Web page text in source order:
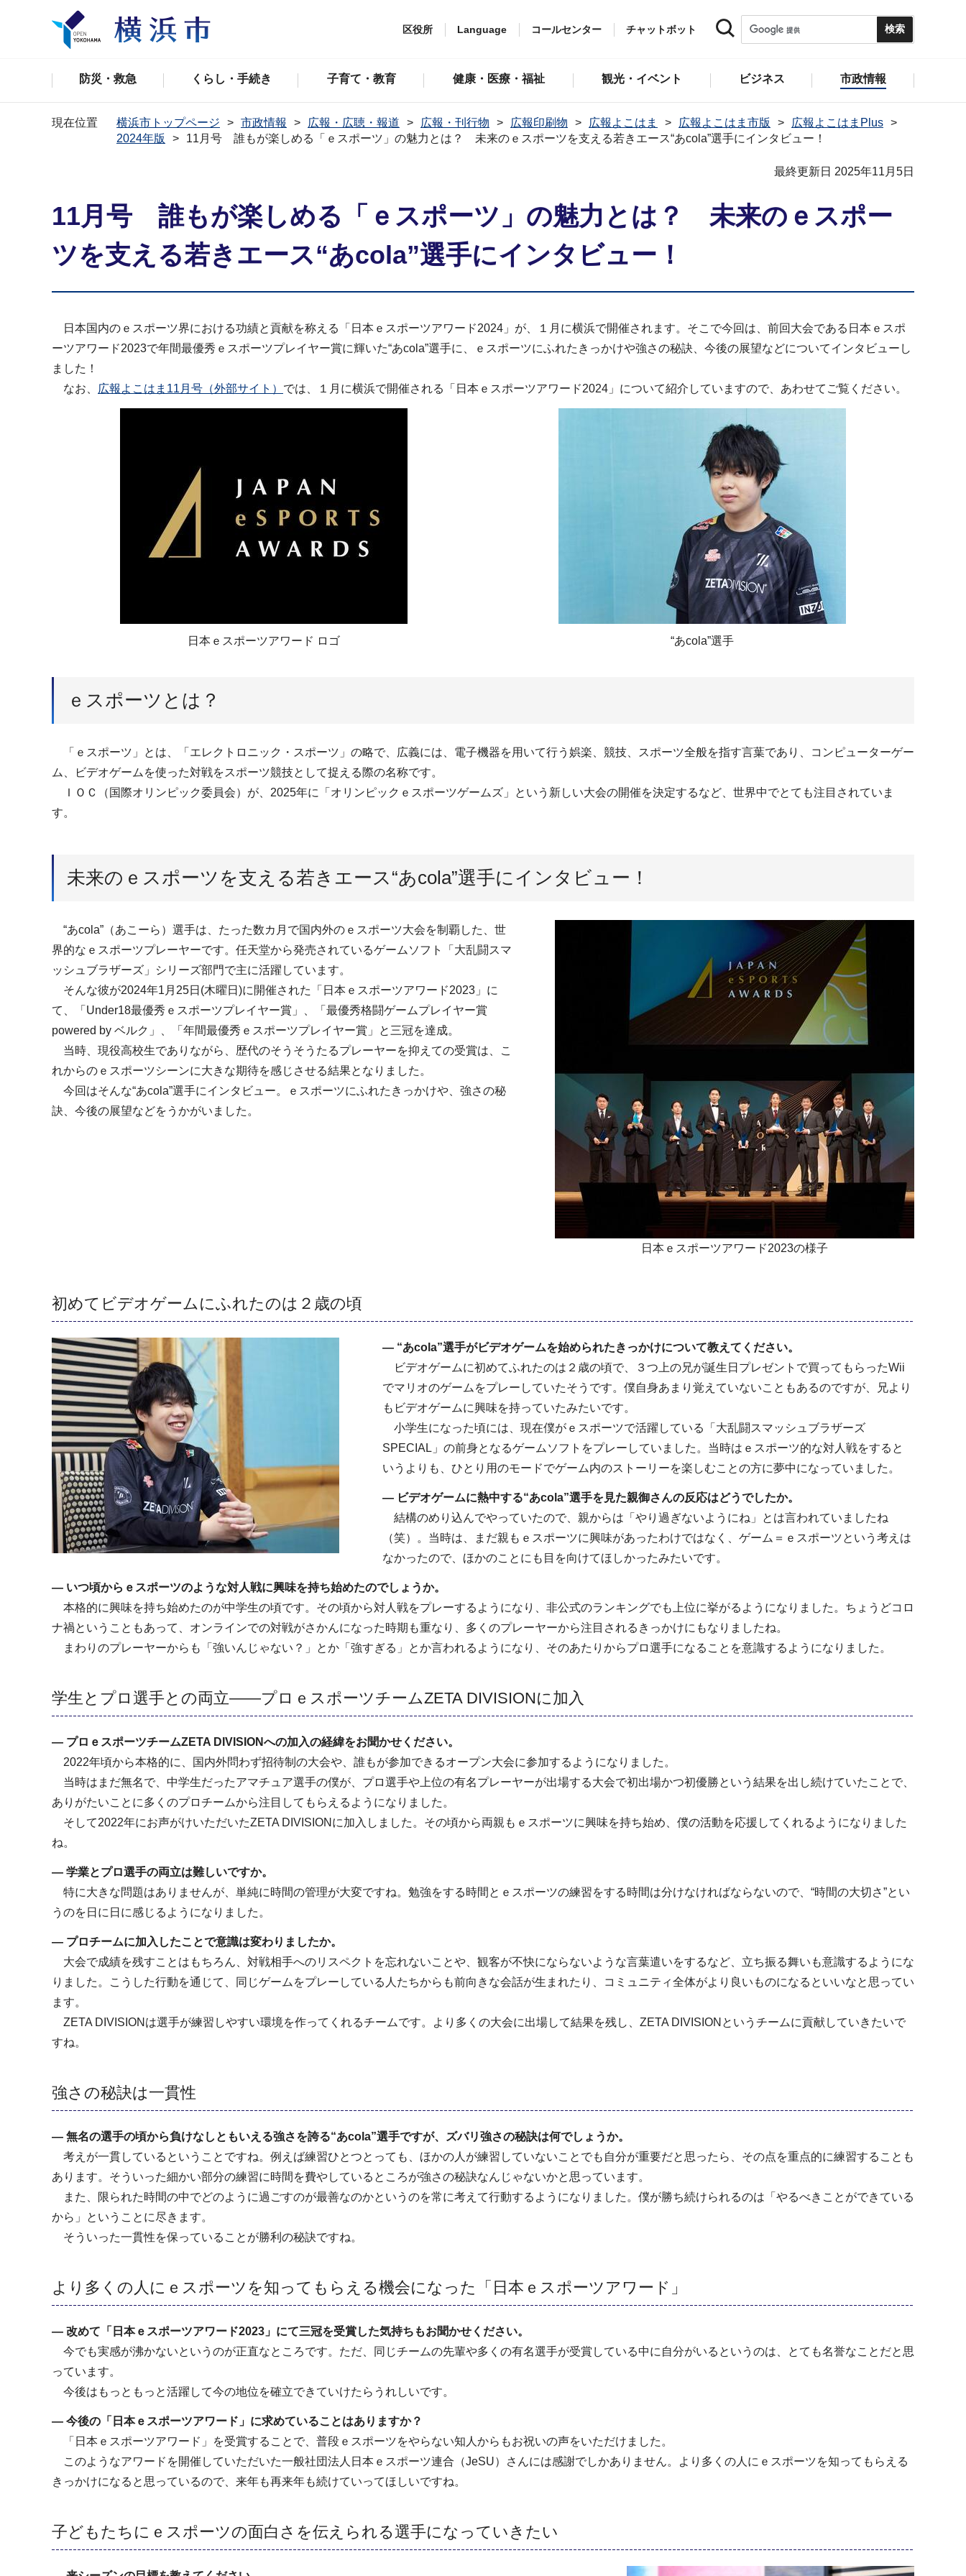
区役所 Language コールセンター チャットボット
防災・救急 くらし・手続き 子育て・教育 健康・医療・福祉 観光・イベント ビジネス 市政情報
現在位置 横浜市トップページ 市政情報 広報・広聴・報道 広報・刊行物 広報印刷物 広報よこはま 広報よこはま市版
広報よこはまPlus
2024年版
11月号 誰もが楽しめる「ｅスポーツ」の魅力とは？ 未来のｅスポーツを支える若きエース“あcola”選手にインタビュー！
最終更新日 2025年11月5日
11月号 誰もが楽しめる「ｅスポーツ」の魅力とは？ 未来のｅスポー
ツを支える若きエース“あcola”選手にインタビュー！
日本国内のｅスポーツ界における功績と貢献を称える「日本ｅスポーツアワード2024」が、１月に横浜で開催されます。そこで今回は、前回大会である日本ｅスポ
ーツアワード2023で年間最優秀ｅスポーツプレイヤー賞に輝いた“あcola”選手に、ｅスポーツにふれたきっかけや強さの秘訣、今後の展望などについてインタビューし
ました！
なお、
広報よこはま11月号（外部サイト） では、１月に横浜で開催される「日本ｅスポーツアワード2024」について紹介していますので、あわせてご覧ください。
日本ｅスポーツアワード ロゴ “あcola”選手
ｅスポーツとは？
「ｅスポーツ」とは、「エレクトロニック・スポーツ」の略で、広義には、電子機器を用いて行う娯楽、競技、スポーツ全般を指す言葉であり、コンピューターゲー
ム、ビデオゲームを使った対戦をスポーツ競技として捉える際の名称です。
ＩＯＣ（国際オリンピック委員会）が、2025年に「オリンピックｅスポーツゲームズ」という新しい大会の開催を決定するなど、世界中でとても注目されていま
す。
未来のｅスポーツを支える若きエース“あcola”選手にインタビュー！
日本ｅスポーツアワード2023の様子
“あcola”（あこーら）選手は、たった数カ月で国内外のｅスポーツ大会を制覇した、世
界的なｅスポーツプレーヤーです。任天堂から発売されているゲームソフト「大乱闘スマ
ッシュブラザーズ」シリーズ部門で主に活躍しています。
そんな彼が2024年1月25日(木曜日)に開催された「日本ｅスポーツアワード2023」に
て、「Under18最優秀ｅスポーツプレイヤー賞」、「最優秀格闘ゲームプレイヤー賞
powered by ベルク」、「年間最優秀ｅスポーツプレイヤー賞」と三冠を達成。
当時、現役高校生でありながら、歴代のそうそうたるプレーヤーを抑えての受賞は、こ
れからのｅスポーツシーンに大きな期待を感じさせる結果となりました。
今回はそんな“あcola”選手にインタビュー。ｅスポーツにふれたきっかけや、強さの秘
訣、今後の展望などをうかがいました。
初めてビデオゲームにふれたのは２歳の頃
― “あcola”選手がビデオゲームを始められたきっかけについて教えてください。
ビデオゲームに初めてふれたのは２歳の頃で、３つ上の兄が誕生日プレゼントで買ってもらったWii
でマリオのゲームをプレーしていたそうです。僕自身あまり覚えていないこともあるのですが、兄より
もビデオゲームに興味を持っていたみたいです。
小学生になった頃には、現在僕がｅスポーツで活躍している「大乱闘スマッシュブラザーズ
SPECIAL」の前身となるゲームソフトをプレーしていました。当時はｅスポーツ的な対人戦をすると
いうよりも、ひとり用のモードでゲーム内のストーリーを楽しむことの方に夢中になっていました。
― ビデオゲームに熱中する“あcola”選手を見た親御さんの反応はどうでしたか。
結構のめり込んでやっていたので、親からは「やり過ぎないようにね」とは言われていましたね
（笑）。当時は、まだ親もｅスポーツに興味があったわけではなく、ゲーム＝ｅスポーツという考えは
なかったので、ほかのことにも目を向けてほしかったみたいです。
― いつ頃からｅスポーツのような対人戦に興味を持ち始めたのでしょうか。
本格的に興味を持ち始めたのが中学生の頃です。その頃から対人戦をプレーするようになり、非公式のランキングでも上位に挙がるようになりました。ちょうどコロ
ナ禍ということもあって、オンラインでの対戦がさかんになった時期も重なり、多くのプレーヤーから注目されるきっかけにもなりましたね。
まわりのプレーヤーからも「強いんじゃない？」とか「強すぎる」とか言われるようになり、そのあたりからプロ選手になることを意識するようになりました。
学生とプロ選手との両立——プロｅスポーツチームZETA DIVISIONに加入
― プロｅスポーツチームZETA DIVISIONへの加入の経緯をお聞かせください。
2022年頃から本格的に、国内外問わず招待制の大会や、誰もが参加できるオープン大会に参加するようになりました。
当時はまだ無名で、中学生だったアマチュア選手の僕が、プロ選手や上位の有名プレーヤーが出場する大会で初出場かつ初優勝という結果を出し続けていたことで、
ありがたいことに多くのプロチームから注目してもらえるようになりました。
そして2022年にお声がけいただいたZETA DIVISIONに加入しました。その頃から両親もｅスポーツに興味を持ち始め、僕の活動を応援してくれるようになりました
ね。
― 学業とプロ選手の両立は難しいですか。
特に大きな問題はありませんが、単純に時間の管理が大変ですね。勉強をする時間とｅスポーツの練習をする時間は分けなければならないので、“時間の大切さ”とい
うのを日に日に感じるようになりました。
― プロチームに加入したことで意識は変わりましたか。
大会で成績を残すことはもちろん、対戦相手へのリスペクトを忘れないことや、観客が不快にならないような言葉遣いをするなど、立ち振る舞いも意識するようにな
りました。こうした行動を通じて、同じゲームをプレーしている人たちからも前向きな会話が生まれたり、コミュニティ全体がより良いものになるといいなと思ってい
ます。
ZETA DIVISIONは選手が練習しやすい環境を作ってくれるチームです。より多くの大会に出場して結果を残し、ZETA DIVISIONというチームに貢献していきたいで
すね。
強さの秘訣は一貫性
― 無名の選手の頃から負けなしともいえる強さを誇る“あcola”選手ですが、ズバリ強さの秘訣は何でしょうか。
考えが一貫しているということですね。例えば練習ひとつとっても、ほかの人が練習していないことでも自分が重要だと思ったら、その点を重点的に練習することも
あります。そういった細かい部分の練習に時間を費やしているところが強さの秘訣なんじゃないかと思っています。
また、限られた時間の中でどのように過ごすのが最善なのかというのを常に考えて行動するようになりました。僕が勝ち続けられるのは「やるべきことができている
から」ということに尽きます。
そういった一貫性を保っていることが勝利の秘訣ですね。
より多くの人にｅスポーツを知ってもらえる機会になった「日本ｅスポーツアワード」
― 改めて「日本ｅスポーツアワード2023」にて三冠を受賞した気持ちもお聞かせください。
今でも実感が沸かないというのが正直なところです。ただ、同じチームの先輩や多くの有名選手が受賞している中に自分がいるというのは、とても名誉なことだと思
っています。
今後はもっともっと活躍して今の地位を確立できていけたらうれしいです。
― 今後の「日本ｅスポーツアワード」に求めていることはありますか？
「日本ｅスポーツアワード」を受賞することで、普段ｅスポーツをやらない知人からもお祝いの声をいただけました。
このようなアワードを開催していただいた一般社団法人日本ｅスポーツ連合（JeSU）さんには感謝でしかありません。より多くの人にｅスポーツを知ってもらえる
きっかけになると思っているので、来年も再来年も続けていってほしいですね。
子どもたちにｅスポーツの面白さを伝えられる選手になっていきたい